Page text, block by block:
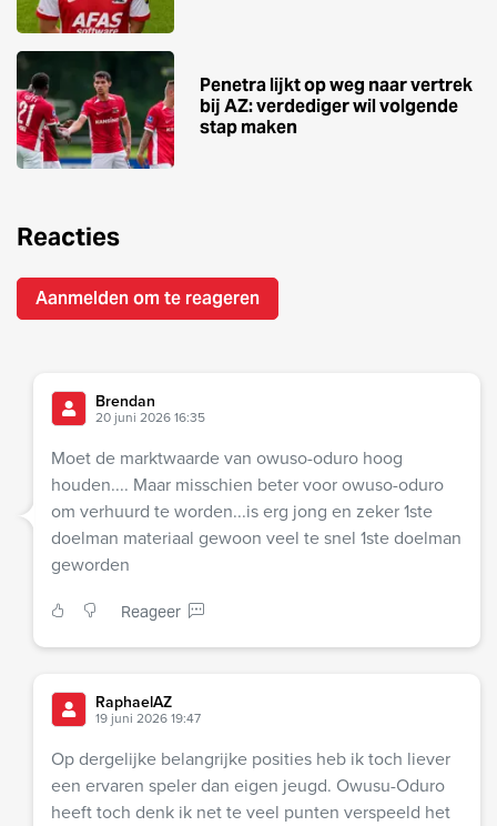
Penetra lijkt op weg naar vertrek
bij AZ: verdediger wil volgende
stap maken
Reacties
Aanmelden om te reageren
Brendan
20 juni 2026 16:35
Moet de marktwaarde van owuso-oduro hoog
houden.... Maar misschien beter voor owuso-oduro
om verhuurd te worden...is erg jong en zeker 1ste
doelman materiaal gewoon veel te snel 1ste doelman
geworden
Reageer
RaphaelAZ
19 juni 2026 19:47
Op dergelijke belangrijke posities heb ik toch liever
een ervaren speler dan eigen jeugd. Owusu-Oduro
heeft toch denk ik net te veel punten verspeeld het